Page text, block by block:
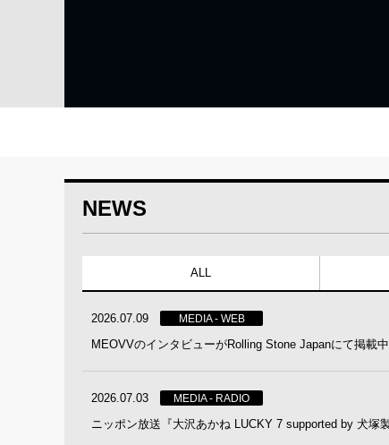
NEWS
ALL
2026.07.09 MEDIA - WEB
MEOVVのインタビューがRolling Stone Japanにて掲載中
2026.07.03 MEDIA - RADIO
ニッポン放送『大沢あかね LUCKY 7 supported by 犬塚